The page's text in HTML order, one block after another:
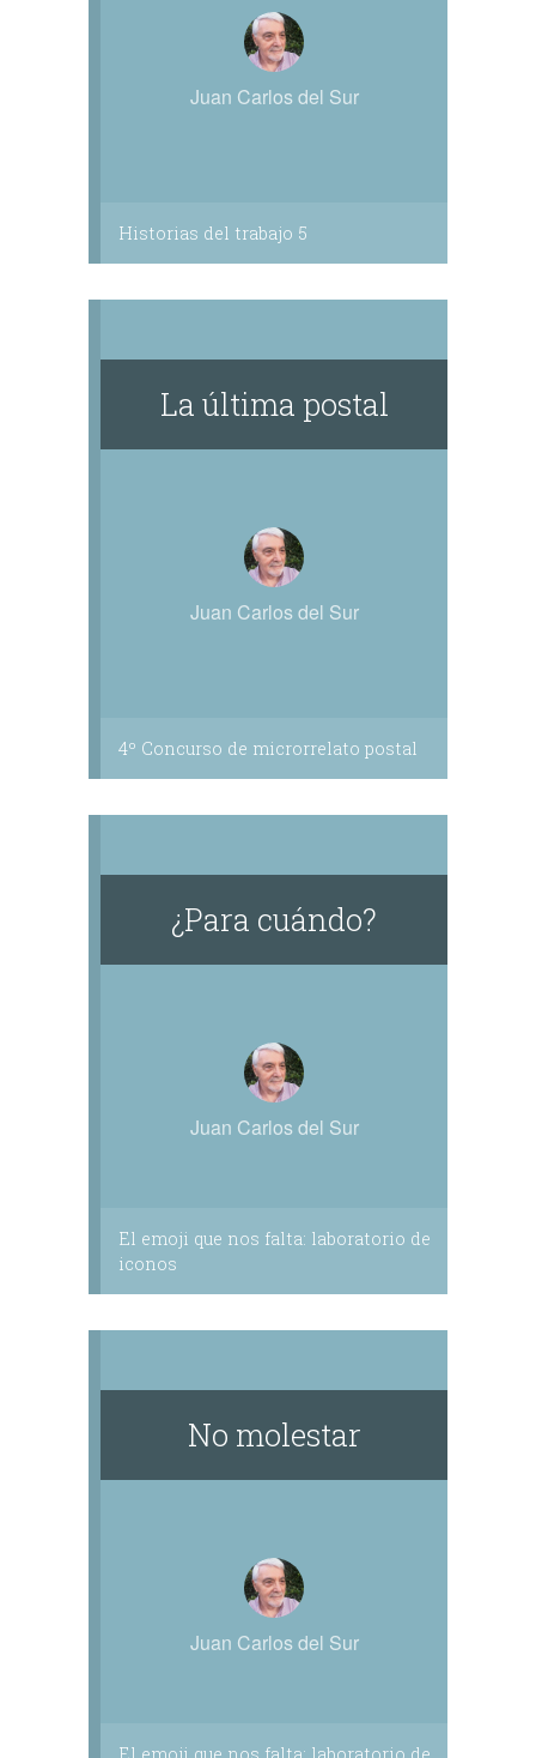
Juan Carlos del Sur
Historias del trabajo 5
La última postal
Juan Carlos del Sur
4º Concurso de microrrelato postal
¿Para cuándo?
Juan Carlos del Sur
El emoji que nos falta: laboratorio de
iconos
No molestar
Juan Carlos del Sur